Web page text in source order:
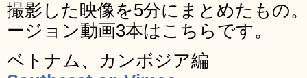
撮影した映像を5分にまとめたもの
ージョン動画3本はこちらです。
ベトナム、カンボジア編